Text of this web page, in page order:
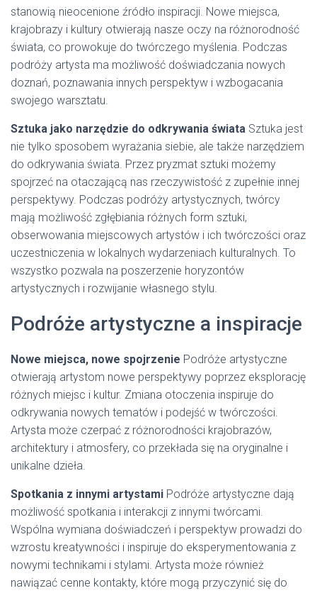
stanowią nieocenione źródło inspiracji. Nowe miejsca,
krajobrazy i kultury otwierają nasze oczy na różnorodność
świata, co prowokuje do twórczego myślenia. Podczas
podróży artysta ma możliwość doświadczania nowych
doznań, poznawania innych perspektyw i wzbogacania
swojego warsztatu.
Sztuka jako narzędzie do odkrywania świata Sztuka jest
nie tylko sposobem wyrażania siebie, ale także narzędziem
do odkrywania świata. Przez pryzmat sztuki możemy
spojrzeć na otaczającą nas rzeczywistość z zupełnie innej
perspektywy. Podczas podróży artystycznych, twórcy
mają możliwość zgłębiania różnych form sztuki,
obserwowania miejscowych artystów i ich twórczości oraz
uczestniczenia w lokalnych wydarzeniach kulturalnych. To
wszystko pozwala na poszerzenie horyzontów
artystycznych i rozwijanie własnego stylu.
Podróże artystyczne a inspiracje
Nowe miejsca, nowe spojrzenie Podróże artystyczne
otwierają artystom nowe perspektywy poprzez eksplorację
różnych miejsc i kultur. Zmiana otoczenia inspiruje do
odkrywania nowych tematów i podejść w twórczości.
Artysta może czerpać z różnorodności krajobrazów,
architektury i atmosfery, co przekłada się na oryginalne i
unikalne dzieła.
Spotkania z innymi artystami Podróże artystyczne dają
możliwość spotkania i interakcji z innymi twórcami.
Wspólna wymiana doświadczeń i perspektyw prowadzi do
wzrostu kreatywności i inspiruje do eksperymentowania z
nowymi technikami i stylami. Artysta może również
nawiązać cenne kontakty, które mogą przyczynić się do